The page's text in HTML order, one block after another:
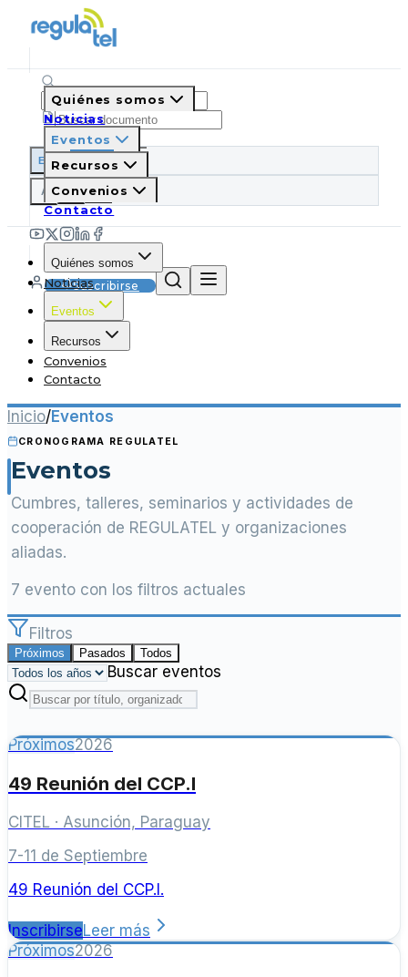
ES IT
A A A
Suscribirse
Quiénes somos
Noticias
Eventos
Recursos
Convenios
Contacto
Quiénes somos
Noticias
Eventos
Recursos
Convenios
Contacto
Inicio/Eventos
CRONOGRAMA REGULATEL
Eventos
Cumbres, talleres, seminarios y actividades de
cooperación de REGULATEL y organizaciones
aliadas.
7 evento con los filtros actuales
Filtros
Próximos Pasados Todos
Buscar eventos
Próximos2026
49 Reunión del CCP.I
CITEL · Asunción, Paraguay
7-11 de Septiembre
49 Reunión del CCP.I.
InscribirseLeer más
Próximos2026